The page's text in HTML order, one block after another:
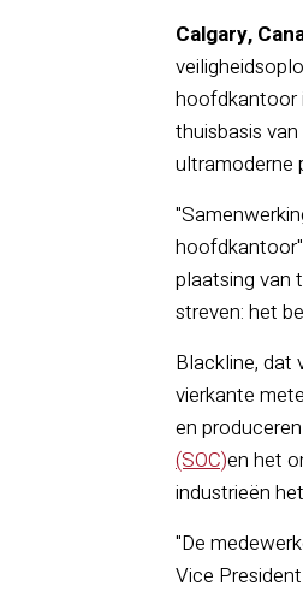
Calgary,
hoofdkantoor
thuisbasis van
ultramoderne
plaatsing van
streven: het
Blackline, dat
vierkante
en
(SOC)en het
industrieën
"De
Vice